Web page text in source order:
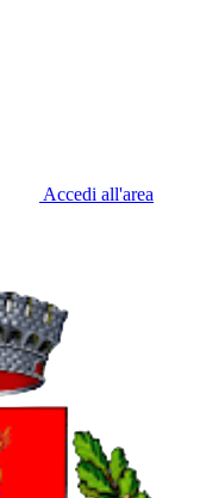
Accedi all'area